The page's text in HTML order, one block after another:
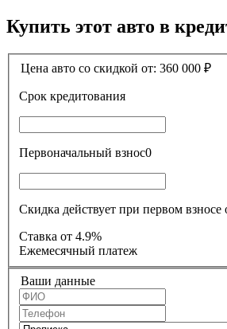
Купить этот авто в
Цена авто со скидкой от: 360 000 ₽
Срок кредитования
Первоначальный взнос0
Скидка действует при первом взносе
Ставка
от 4.9%
Ежемесячный платеж
Ваши данные